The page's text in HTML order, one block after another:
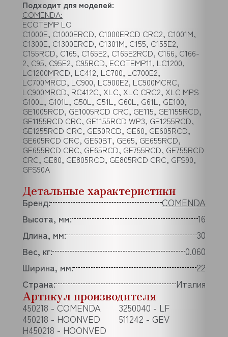
Подходит для моделей:
COMENDA:
ECOTEMP LO
C1000E, C1000ERCD, C1000ERCD CRC2, C1001M,
C1300E, C1300ERCD, C1301M, C155, C155E2,
C155RCD, C165, C165E2, C165E2RCD, C166, C166-
2, C95, C95E2, C95RCD, ECOTEMP11, LC1200,
LC1200MRCD, LC412, LC700, LC700E2,
LC700MRCD, LC900, LC900E2, LC900MCRC,
LC900MRCD, RC412C, XLC, XLC CRC2, XLC MPS
G100L, G101L, G50L, G51L, G60L, G61L, GE100,
GE1005RCD, GE1005RCD CRC, GE115, GE1155RCD,
GE1155RCD CRC, GE1155RCD WP3, GE1255RCD,
GE1255RCD CRC, GE50RCD, GE60, GE605RCD,
GE605RCD CRC, GE60BT, GE65, GE655RCD,
GE655RCD CRC, GE65RCD, GE755RCD, GE755RCD
CRC, GE80, GE805RCD, GE805RCD CRC, GFS90,
GFS90A
Детальные характеристики
Бренд:
COMENDA
Высота, мм:
16
Длина, мм:
30
Вес, кг:
0.060
Ширина, мм:
22
Страна:
Италия
Артикул производителя
450218 - COMENDA
450218 - HOONVED
H450218 - HOONVED
3250040 - LF
511242 - GEV